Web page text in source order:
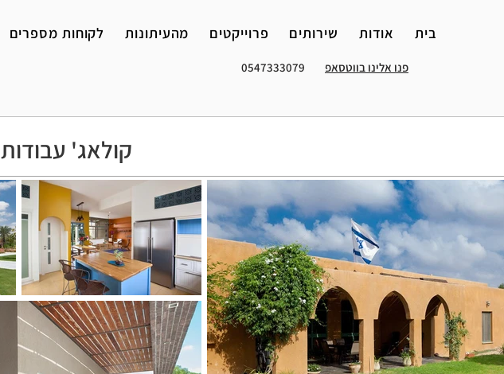
בית אודות שירותים פרוייקטים מהעיתונות לקוחות מספרים
0547333079 פנו אלינו בווטסאפ
PROJECTS COLLAGE / קולאג' עבודות